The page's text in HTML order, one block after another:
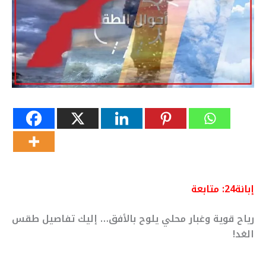
إبانة24:
متابعة
رياح قوية وغبار محلي يلوح بالأفق… إليك تفاصيل طقس
الغد!